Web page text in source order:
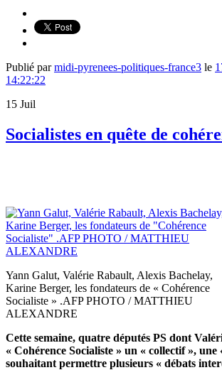
Publié parmidi-pyrenees-politiques-france3 le
14:22:22
15 Juil
Socialistes en quête de
Yann Galut, Valérie Rabault, Alexis Bachelay,
Karine Berger, les fondateurs de « Cohérence
Socialiste » .AFP PHOTO / MATTHIEU
ALEXANDRE
Cette semaine, quatre députés PS dont
« Cohérence Socialiste » un « collectif », une
souhaitant permettre plusieurs « débats